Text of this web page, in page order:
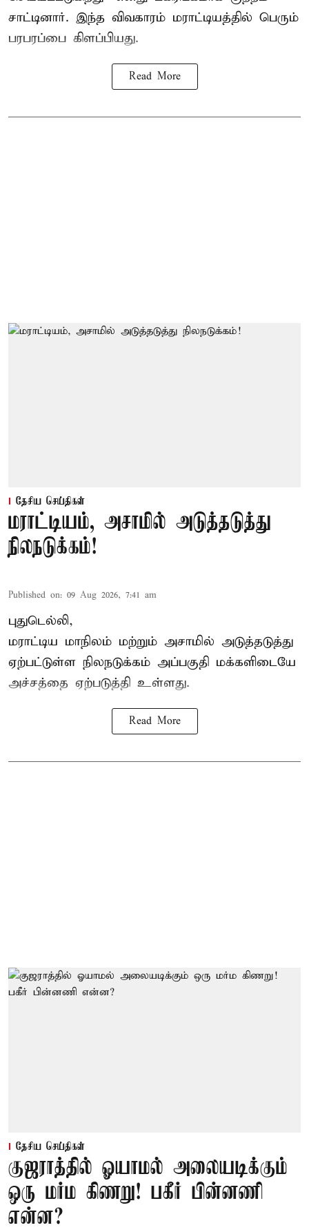
சாட்டினார். இந்த விவகாரம் மராட்டியத்தில் பெரும்
பரபரப்பை கிளப்பியது.
Read More
தேசிய செய்திகள்
மராட்டியம், அசாமில் அடுத்தடுத்து
நிலநடுக்கம்!
Published on: 09 Aug 2026, 7:41 am
புதுடெல்லி,
மராட்டிய மாநிலம் மற்றும் அசாமில் அடுத்தடுத்து
ஏற்பட்டுள்ள நிலநடுக்கம் அப்பகுதி மக்களிடையே
அச்சத்தை ஏற்படுத்தி உள்ளது.
Read More
தேசிய செய்திகள்
குஜராத்தில் ஓயாமல் அலையடிக்கும்
ஒரு மர்ம கிணறு! பகீர் பின்னணி
என்ன?